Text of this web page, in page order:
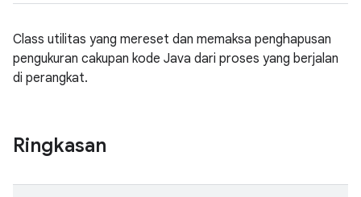
Class utilitas yang mereset dan memaksa penghapusan
pengukuran cakupan kode Java dari proses yang berjalan
di perangkat.
Ringkasan